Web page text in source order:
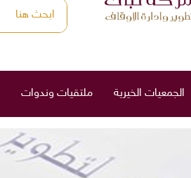
ادارة الأوقاف صناديق العائلة
الجمعيات الخيرية ملتقيات وندوات